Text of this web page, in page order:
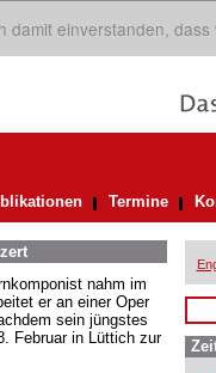
einverstanden, dass
Termine
nahm im
er an einer Oper
sein jüngstes
Februar in Lüttich zur